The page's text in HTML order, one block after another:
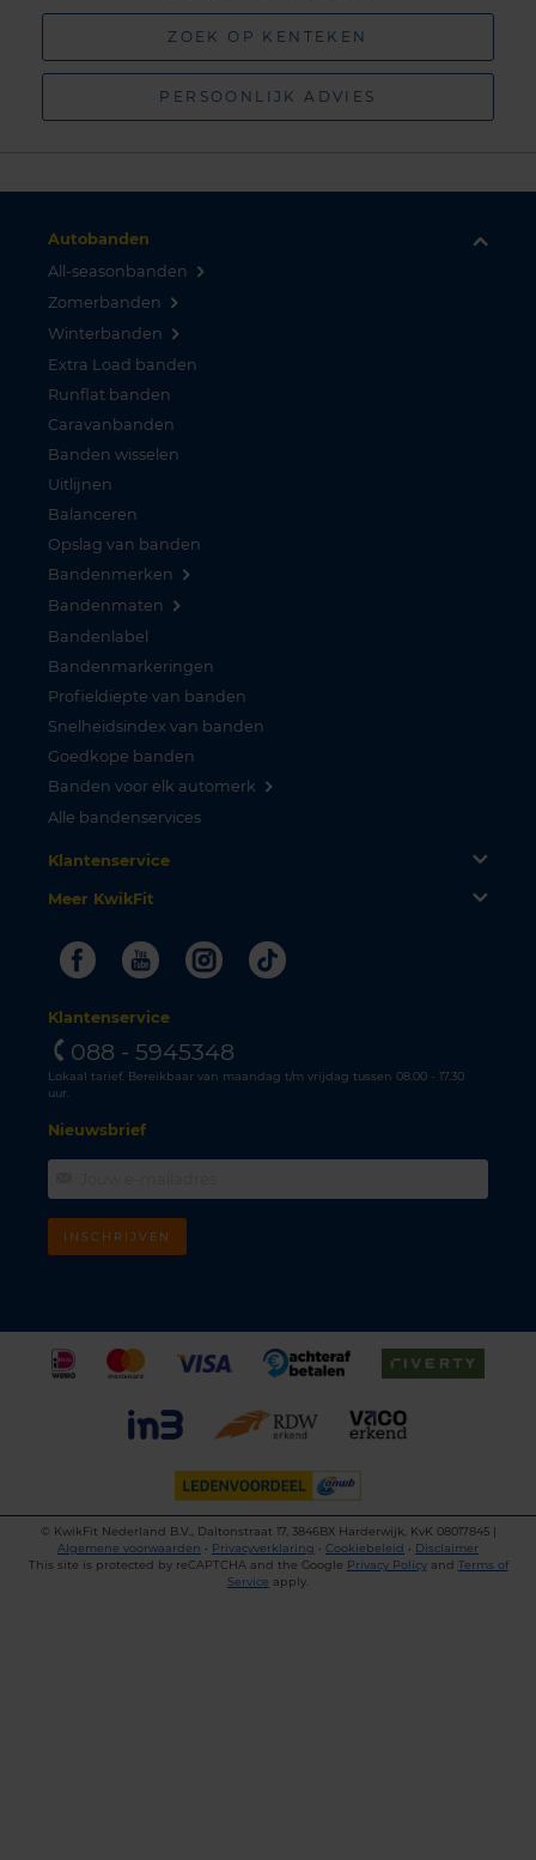
ZOEK OP KENTEKEN
PERSOONLIJK ADVIES
Autobanden
All-seasonbanden
Zomerbanden
Winterbanden
Extra Load banden
Runflat banden
Caravanbanden
Banden wisselen
Uitlijnen
Balanceren
Opslag van banden
Bandenmerken
Bandenmaten
Bandenlabel
Bandenmarkeringen
Profieldiepte van banden
Snelheidsindex van banden
Goedkope banden
Banden voor elk automerk
Alle bandenservices
Klantenservice
Meer KwikFit
FacebookYoutubeInstagram
Tiktok
Klantenservice
088 - 5945348
Lokaal tarief. Bereikbaar van maandag t/m vrijdag tussen 08.00 - 17.30
uur.
Nieuwsbrief
INSCHRIJVEN
©
KwikFit Nederland B.V., Daltonstraat 17, 3846BX Harderwijk, KvK 08017845 |
Algemene voorwaarden • Privacyverklaring • Cookiebeleid • Disclaimer
This site is protected by reCAPTCHA and the Google Privacy Policyand Terms of
Service apply.